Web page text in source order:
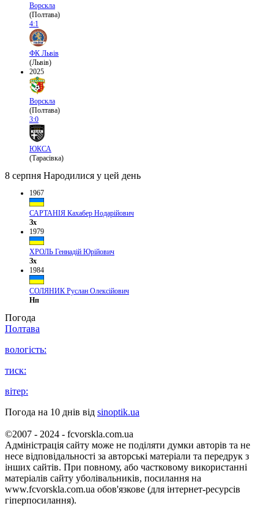
Ворскла
(Полтава)
4:1
ФК Львів
(Львів)
2025
Ворскла
(Полтава)
3:0
ЮКСА
(Тарасівка)
8 серпня Народилися у цей день
1967
САРТАНІЯ Кахабер Нодарійович
Зх
1979
ХРОЛЬ Геннадій Юрійович
Зх
1984
СОЛЯНИК Руслан Олексійович
Нп
Погода
Полтава
вологість:
тиск:
вітер:
Погода на 10 днів від sinoptik.ua
©2007 - 2024 - fcvorskla.com.ua
Адміністрація сайту може не поділяти думки авторів та не
несе відповідальності за авторські матеріали та передрук з
інших сайтів. При повному, або частковому використанні
матеріалів сайту уболівальників, посилання на
www.fcvorskla.com.ua обов'язкове (для інтернет-ресурсів
гіперпосилання).